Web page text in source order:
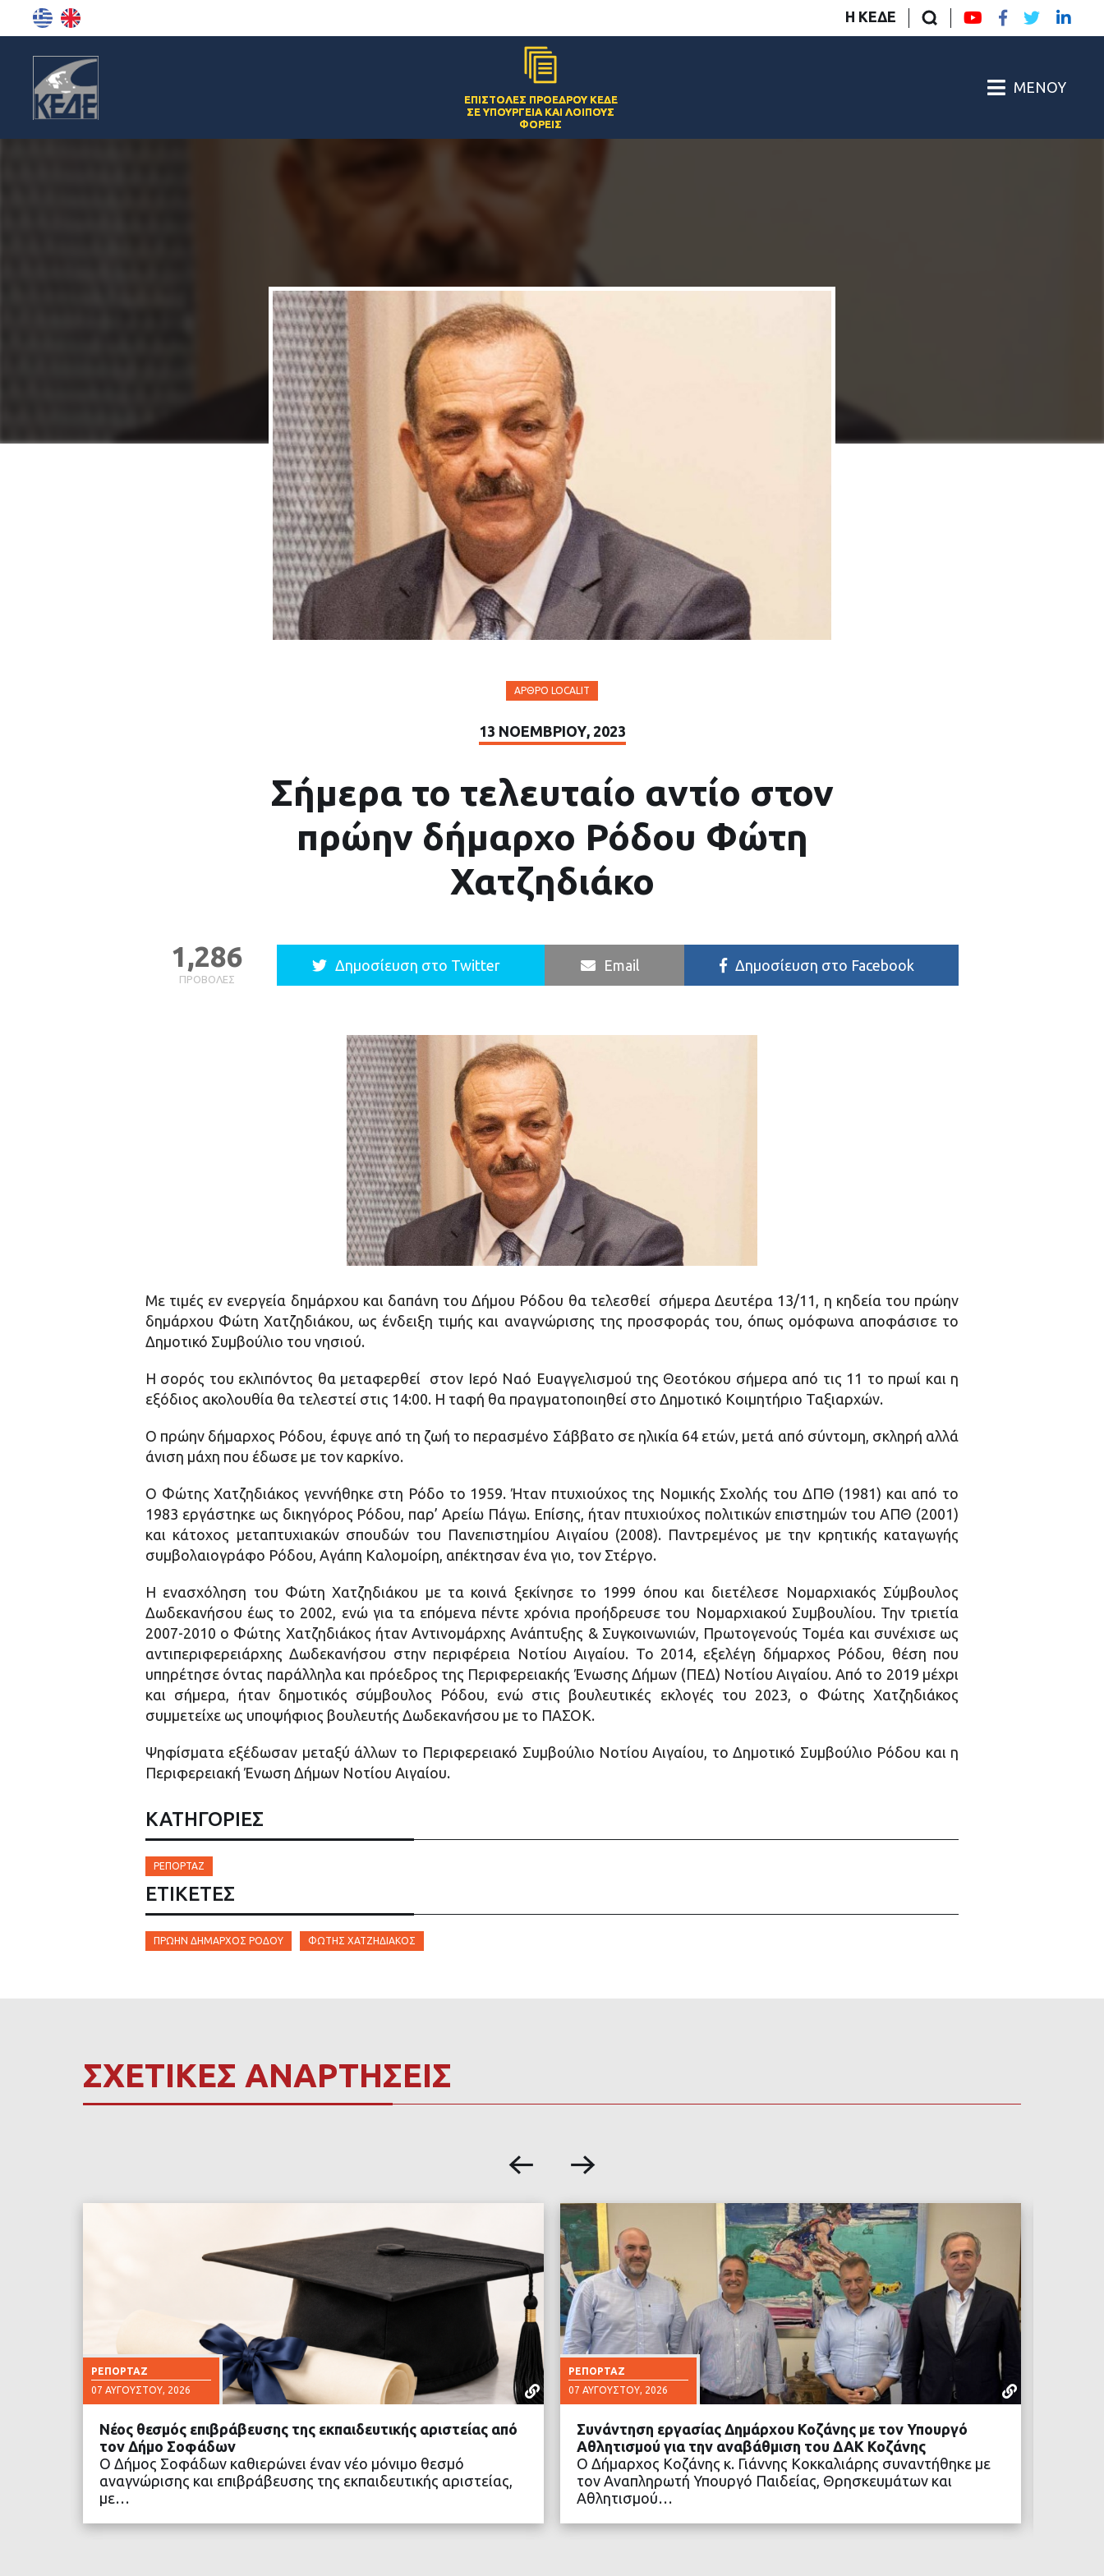
Η ΚΕΔΕ
ΕΠΙΣΤΟΛΈΣ ΠΡΟΈΔΡΟΥ ΚΕΔΕ
ΣΕ ΥΠΟΥΡΓΕΊΑ ΚΑΙ ΛΟΙΠΟΎΣ
ΦΟΡΕΊΣ
ΜΕΝΟΎ
ΆΡΘΡΟ LOCALIT
13 ΝΟΕΜΒΡΊΟΥ, 2023
Σήμερα το τελευταίο αντίο στον
πρώην δήμαρχο Ρόδου Φώτη
Χατζηδιάκο
ΠΡΟΒΟΛΈΣ
1,286 Δημοσίευση στο Twitter Email Δημοσίευση στο Facebook
Με τιμές εν ενεργεία δημάρχου και δαπάνη του Δήμου Ρόδου θα τελεσθεί σήμερα Δευτέρα 13/11, η κηδεία του πρώην
δημάρχου Φώτη Χατζηδιάκου, ως ένδειξη τιμής και αναγνώρισης της προσφοράς του, όπως ομόφωνα αποφάσισε το
Δημοτικό Συμβούλιο του νησιού.
Η σορός του εκλιπόντος θα μεταφερθεί στον Ιερό Ναό Ευαγγελισμού της Θεοτόκου σήμερα από τις 11 το πρωί και η
εξόδιος ακολουθία θα τελεστεί στις 14:00. Η ταφή θα πραγματοποιηθεί στο Δημοτικό Κοιμητήριο Ταξιαρχών.
Ο πρώην δήμαρχος Ρόδου, έφυγε από τη ζωή το περασμένο Σάββατο σε ηλικία 64 ετών, μετά από σύντομη, σκληρή αλλά
άνιση μάχη που έδωσε με τον καρκίνο.
Ο Φώτης Χατζηδιάκος γεννήθηκε στη Ρόδο το 1959. Ήταν πτυχιούχος της Νομικής Σχολής του ΔΠΘ (1981) και από το
1983 εργάστηκε ως δικηγόρος Ρόδου, παρ’ Αρείω Πάγω. Επίσης, ήταν πτυχιούχος πολιτικών επιστημών του ΑΠΘ (2001)
και κάτοχος μεταπτυχιακών σπουδών του Πανεπιστημίου Αιγαίου (2008). Παντρεμένος με την κρητικής καταγωγής
συμβολαιογράφο Ρόδου, Αγάπη Καλομοίρη, απέκτησαν ένα γιο, τον Στέργο.
Η ενασχόληση του Φώτη Χατζηδιάκου με τα κοινά ξεκίνησε το 1999 όπου και διετέλεσε Νομαρχιακός Σύμβουλος
Δωδεκανήσου έως το 2002, ενώ για τα επόμενα πέντε χρόνια προήδρευσε του Νομαρχιακού Συμβουλίου. Την τριετία
2007-2010 ο Φώτης Χατζηδιάκος ήταν Αντινομάρχης Ανάπτυξης & Συγκοινωνιών, Πρωτογενούς Τομέα και συνέχισε ως
αντιπεριφερειάρχης Δωδεκανήσου στην περιφέρεια Νοτίου Αιγαίου. Το 2014, εξελέγη δήμαρχος Ρόδου, θέση που
υπηρέτησε όντας παράλληλα και πρόεδρος της Περιφερειακής Ένωσης Δήμων (ΠΕΔ) Νοτίου Αιγαίου. Από το 2019 μέχρι
και σήμερα, ήταν δημοτικός σύμβουλος Ρόδου, ενώ στις βουλευτικές εκλογές του 2023, ο Φώτης Χατζηδιάκος
συμμετείχε ως υποψήφιος βουλευτής Δωδεκανήσου με το ΠΑΣΟΚ.
Ψηφίσματα εξέδωσαν μεταξύ άλλων το Περιφερειακό Συμβούλιο Νοτίου Αιγαίου, το Δημοτικό Συμβούλιο Ρόδου και η
Περιφερειακή Ένωση Δήμων Νοτίου Αιγαίου.
ΚΑΤΗΓΟΡΙΕΣ
ΡΕΠΟΡΤΆΖ
ΕΤΙΚΈΤΕΣ
ΠΡΏΗΝ ΔΉΜΑΡΧΟΣ ΡΌΔΟΥ ΦΏΤΗΣ ΧΑΤΖΗΔΙΆΚΟΣ
ΣΧΕΤΙΚΕΣ ΑΝΑΡΤΗΣΕΙΣ
ΡΕΠΟΡΤΆΖ
07 ΑΥΓΟΎΣΤΟΥ, 2026
Νέος θεσμός επιβράβευσης της εκπαιδευτικής αριστείας από
τον Δήμο Σοφάδων
Ο Δήμος Σοφάδων καθιερώνει έναν νέο μόνιμο θεσμό
αναγνώρισης και επιβράβευσης της εκπαιδευτικής αριστείας,
με…
ΡΕΠΟΡΤΆΖ
07 ΑΥΓΟΎΣΤΟΥ, 2026
Συνάντηση εργασίας Δημάρχου Κοζάνης με τον Υπουργό
Αθλητισμού για την αναβάθμιση του ΔΑΚ Κοζάνης
Ο Δήμαρχος Κοζάνης κ. Γιάννης Κοκκαλιάρης συναντήθηκε με
τον Αναπληρωτή Υπουργό Παιδείας, Θρησκευμάτων και
Αθλητισμού…